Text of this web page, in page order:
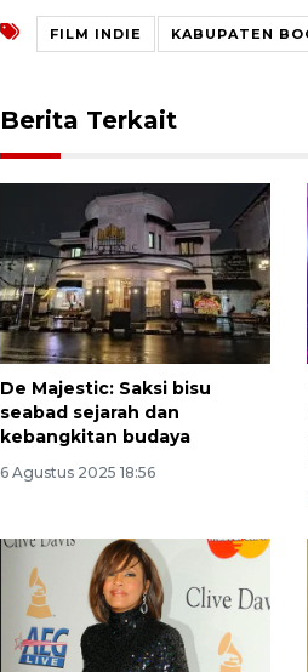
FILM INDIE KABUPATEN
Berita Terkait
De Majestic: Saksi bisu
seabad sejarah dan
kebangkitan budaya
6 Agustus 2025 18:56